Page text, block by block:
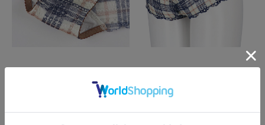
カラーバリエーション